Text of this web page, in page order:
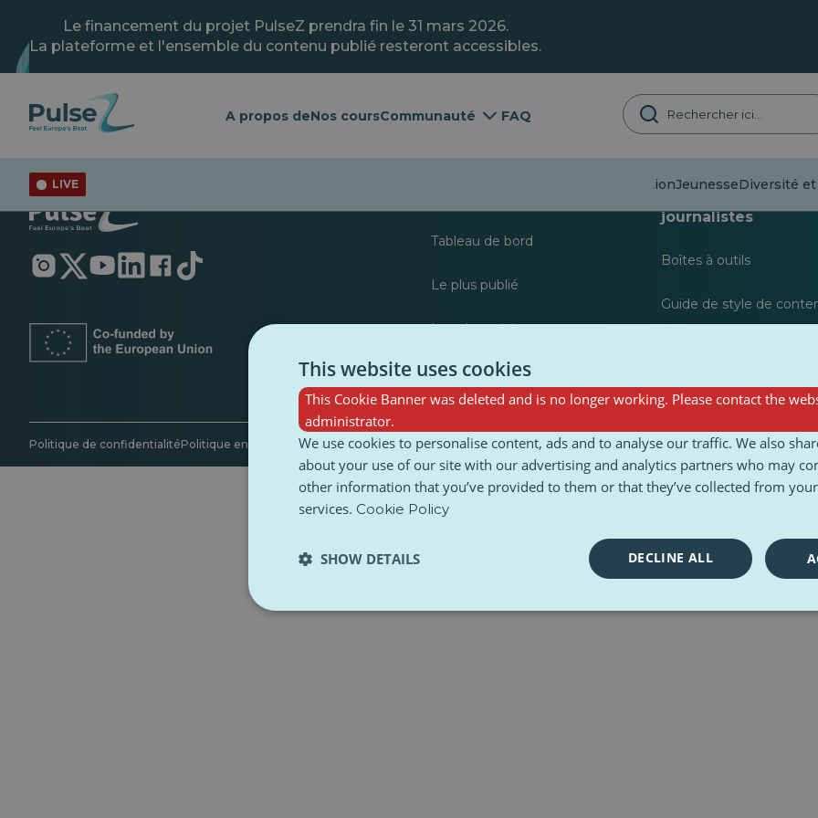
main
content
Le financement du projet PulseZ prendra fin le 31 mars 2026.
La plateforme et l'ensemble du contenu publié resteront accessibles.
A propos deNos coursCommunauté FAQ
LIVE DésinformationJeunesseDiversité
S'ouvre
dans
onglet
S'ouvre
dans
onglet
S'ouvre
dans
onglet
S'ouvre
dans
onglet
S'ouvre
dans
onglet
S'ouvre
dans
Tableau de bord
Le plus publié
Les plus suivis
journalistes
Boîtes à outils
Guide de style de
Politique de confidentialitéPolitique en matière de cookiesAccessibilitéConditions générales d’utilisation Charte éthiqueBoîtes à outils
This website uses cookies
This Cookie Banner was deleted and is no longer working. Please contact the
administrator.
We use cookies to personalise content, ads and to analyse our traffic. We also
about your use of our site with our advertising and analytics partners who may
other information that you’ve provided to them or that they’ve collected from
services. Cookie Policy
DECLINE ALL
SHOW DETAILS